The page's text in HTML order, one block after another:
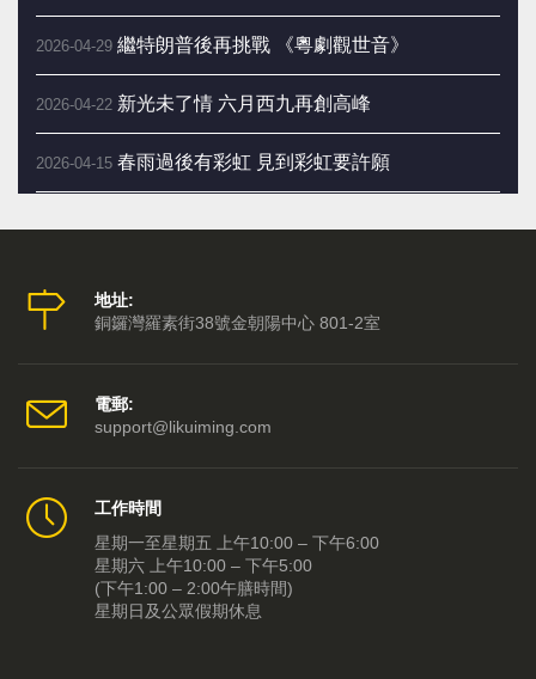
2026-04-29 繼特朗普後再挑戰 《粵劇觀世音》
2026-04-22 新光未了情 六月西九再創高峰
2026-04-15 春雨過後有彩虹 見到彩虹要許願
向買不到票的 觀眾致歉
2026-03-18 二月二剃龍頭 一年好景樂悠悠
2026-03-04 脫胎換骨入三月 拍枱九下行好運
2026-02-25 《粵劇特朗普4.0》 粵劇新浪潮來了！
地址:
銅鑼灣羅素街38號金朝陽中心 801-2室
電郵:
support@likuiming.com
工作時間
星期一至星期五 上午10:00 – 下午6:00
星期六 上午10:00 – 下午5:00
(下午1:00 – 2:00午膳時間)
星期日及公眾假期休息